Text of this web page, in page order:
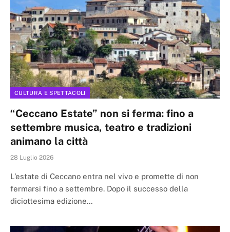
CULTURA E SPETTACOLI
“Ceccano Estate” non si ferma: fino a
settembre musica, teatro e tradizioni
animano la città
28 Luglio 2026
L’estate di Ceccano entra nel vivo e promette di non
fermarsi fino a settembre. Dopo il successo della
diciottesima edizione…